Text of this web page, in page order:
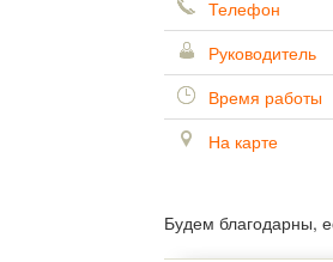
Телефон
Руководитель
Время работы
На карте
Будем благодарны,